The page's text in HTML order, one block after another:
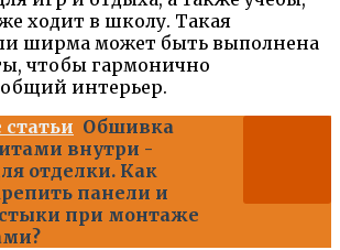
ходит в школу. Такая
ширма может быть выполнена
чтобы гармонично
интерьер.
Обшивка
внутри -
отделки. Как
панели и
при монтаже